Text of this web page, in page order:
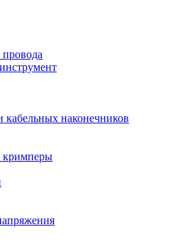
кабельных наконечников